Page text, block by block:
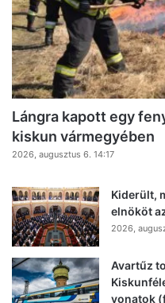
Lángra kapott egy
kiskun vármegyében
2026, augusztus 6. 14:17
Kiderült,
elnököt
2026,
Avartűz
vonatok